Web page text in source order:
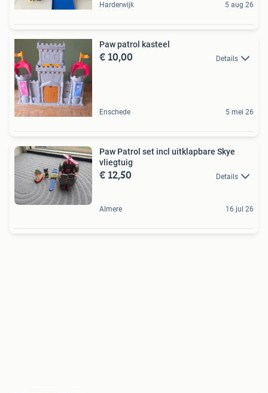
Harderwijk 5 aug 26
Paw patrol kasteel
€ 10,00 Details
Enschede 5 mei 26
Paw Patrol set incl uitklapbare Skye
vliegtuig
€ 12,50 Details
Almere 16 jul 26